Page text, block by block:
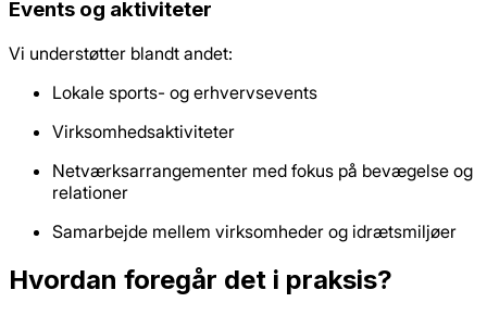
Events og aktiviteter
Vi understøtter blandt andet:
Lokale sports- og erhvervsevents
Virksomhedsaktiviteter
Netværksarrangementer med fokus på bevægelse og
relationer
Samarbejde mellem virksomheder og idrætsmiljøer
Hvordan foregår det i praksis?